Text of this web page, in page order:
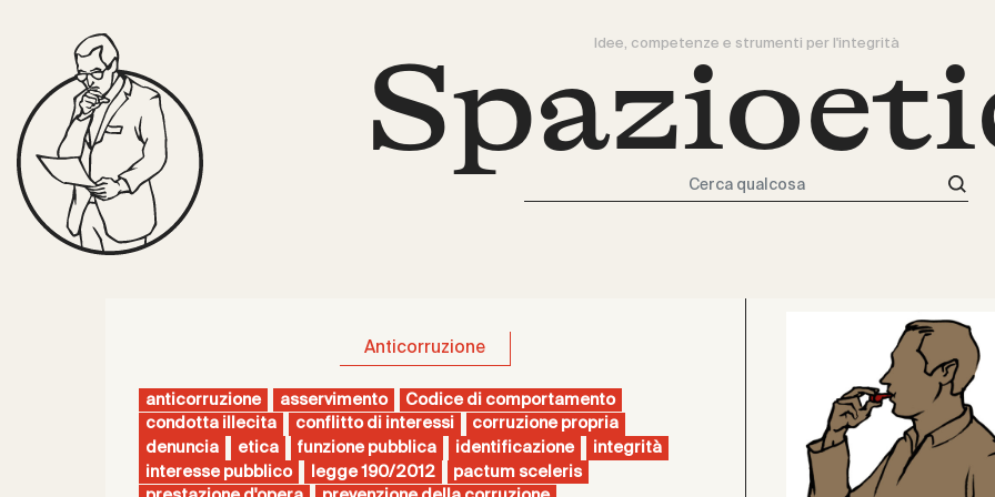
Idee, competenze e strumenti per l'integrità
Anticorruzione
anticorruzione asservimento
Codice di comportamento
condotta illecita
conflitto di interessi
corruzione propria
denuncia
etica funzione pubblica identificazione
integrità
interesse pubblico
legge 190/2012
pactum sceleris